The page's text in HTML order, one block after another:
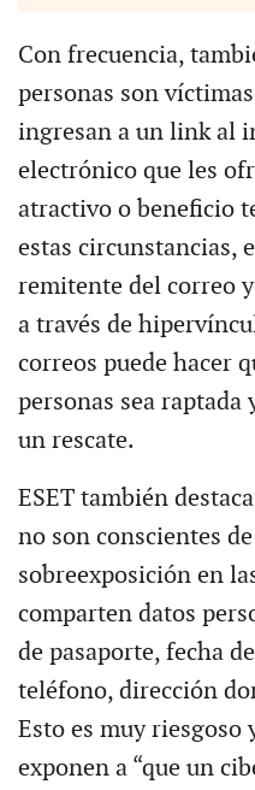
Con frecuencia,
personas son
ingresan a un link al
electrónico que les
atractivo o beneficio
estas circunstancias,
remitente del correo
a través de
correos puede hacer
personas sea raptada
un rescate.
ESET también
no son conscientes
sobreexposición en
comparten datos
de pasaporte, fecha
teléfono, dirección
Esto es muy riesgoso
exponen a “que un